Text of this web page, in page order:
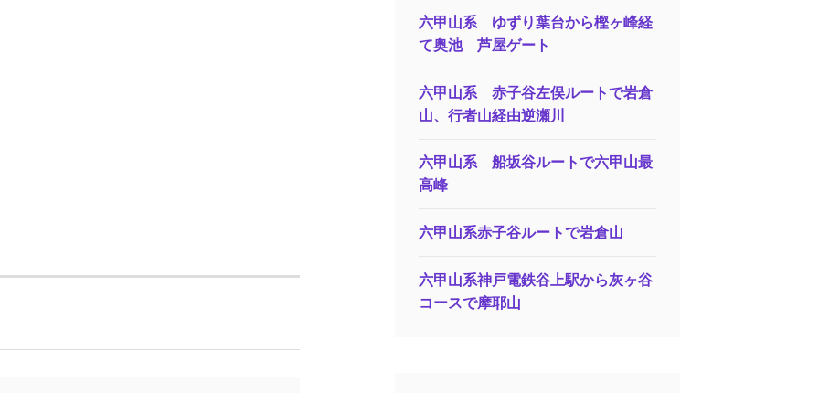
六甲山系 ゆずり葉台から樫ヶ峰経
て奥池 芦屋ゲート
六甲山系 赤子谷左俣ルートで岩倉
山、行者山経由逆瀬川
六甲山系 船坂谷ルートで六甲山最
高峰
六甲山系赤子谷ルートで岩倉山
六甲山系神戸電鉄谷上駅から灰ヶ谷
コースで摩耶山